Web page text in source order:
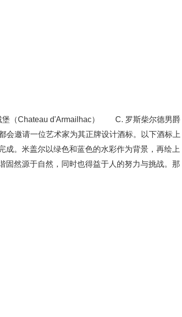
（Chateau d'Armailhac） C. 罗斯柴尔德男爵
邀请一位艺术家为其正牌设计酒标。以下酒标上
成。米盖尔以绿色和蓝色的水彩作为背景，再绘上
固然源于自然，同时也得益于人的努力与挑战。那